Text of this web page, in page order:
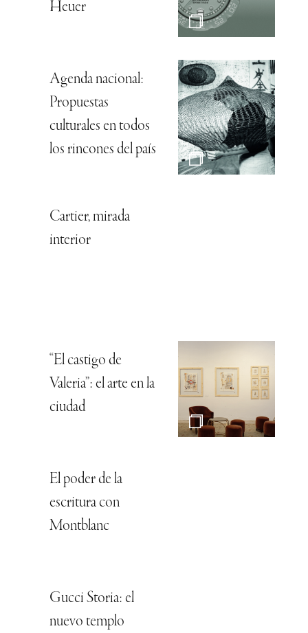
Heuer
Agenda nacional:
Propuestas
culturales en todos
los rincones del país
Cartier, mirada
interior
“El castigo de
Valeria”: el arte en la
ciudad
El poder de la
escritura con
Montblanc
Gucci Storia: el
nuevo templo